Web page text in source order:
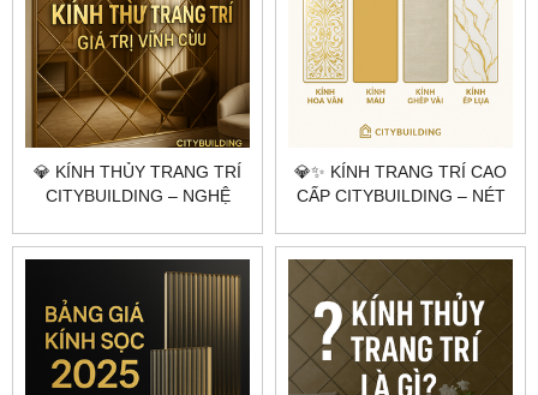
💎 KÍNH THỦY TRANG TRÍ
CITYBUILDING – NGHỆ
KHÔNG GIAN HIỆN ĐẠI
💎✨ KÍNH TRANG TRÍ CAO
CẤP CITYBUILDING – NÉT
KHÔNG GIAN SỐNG ✨💎